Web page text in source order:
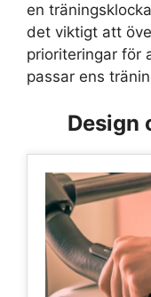
en
det viktigt att
prioriteringar för
passar ens
Design